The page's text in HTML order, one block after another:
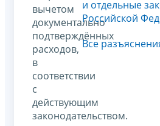
вычетом
документально
подтверждённых
расходов,
в
соответствии
с
действующим
законодательством.
и отдельные
Российской
Все